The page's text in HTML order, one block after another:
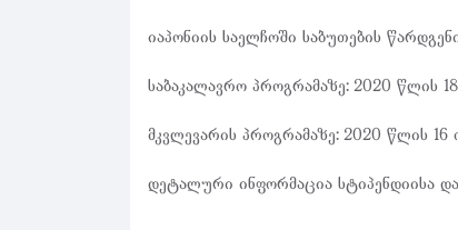
იაპონიის საელჩოში საბუთების
საბაკალავრო პროგრამაზე: 2020 წლის
მკვლევარის პროგრამაზე: 2020 წლის
დეტალური ინფორმაცია სტიპენდიისა